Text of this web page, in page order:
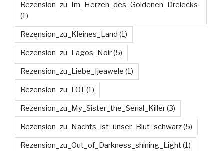
Rezension_zu_Im_Herzen_des_Goldenen_Dreiecks
(1)
Rezension_zu_Kleines_Land (1)
Rezension_zu_Lagos_Noir(5)
Rezension_zu_Liebe_Ijeawele (1)
Rezension_zu_LOT(1)
Rezension_zu_My_Sister_the_Serial_Killer(3)
Rezension_zu_Nachts_ist_unser_Blut_schwarz(5)
Rezension_zu_Out_of_Darkness_shining_Light(1)